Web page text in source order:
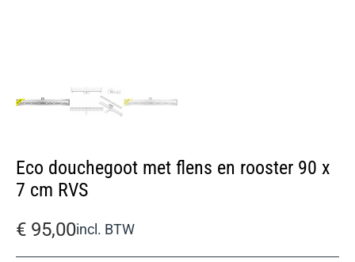
Eco douchegoot met flens en rooster 90 x
7 cm RVS
€ 95,00incl. BTW